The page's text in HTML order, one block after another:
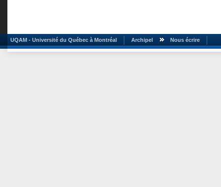
UQAM - Université du Québec à Montréal Archipel Nous écrire